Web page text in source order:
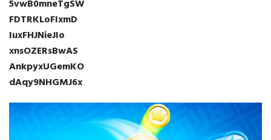
5vwB0mneTgSW
FDTRKLoFIxmD
IuxFHJNieJIo
xnsOZERsBwAS
AnkpyxUGemKO
dAqy9NHGMJ6x